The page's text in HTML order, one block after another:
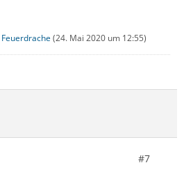
Feuerdrache (24. Mai 2020 um 12:55)
#7